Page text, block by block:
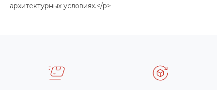
архитектурных условиях.</p>